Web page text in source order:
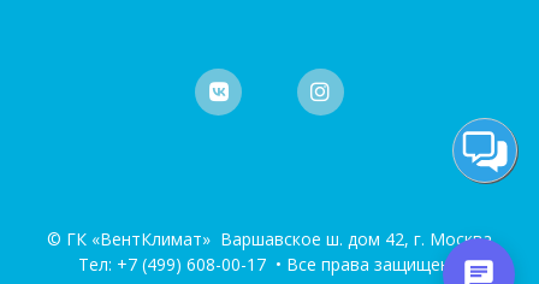
© ГК «ВентКлимат» Варшавское ш. дом 42, г. Москва
Тел: +7 (499) 608-00-17• Все права защищены